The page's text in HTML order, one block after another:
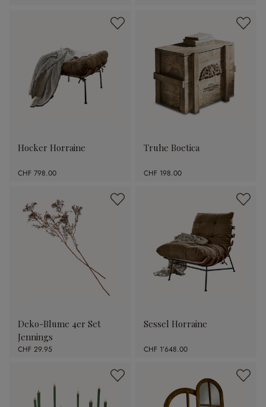
Hocker Horraine
CHF 798.00
Truhe Boetica
CHF 198.00
Deko-Blume 4er Set
Jennings
CHF 29.95
Sessel Horraine
CHF 1’648.00